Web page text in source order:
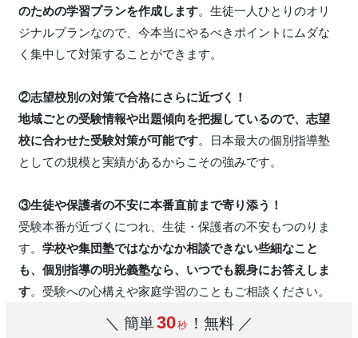
のための学習プランを作成します。生徒一人ひとりのオリ
ジナルプランなので、今本当にやるべきポイントにムダな
く集中して対策することができます。
②志望校別の対策で合格にさらに近づく！
地域ごとの受験情報や出題傾向を把握しているので、志望
校に合わせた受験対策が可能です。日本最大の個別指導塾
としての規模と実績があるからこその強みです。
③生徒や保護者の不安に本番直前まで寄り添う！
受験本番が近づくにつれ、生徒・保護者の不安もつのりま
す。 学校や集団塾ではなかなか相談できない些細なこと
も、個別指導の明光義塾なら、いつでも親身にお答えしま
す。受験への心構えや家庭学習のこともご相談ください。
＼ 簡単30秒 ！無料 ／